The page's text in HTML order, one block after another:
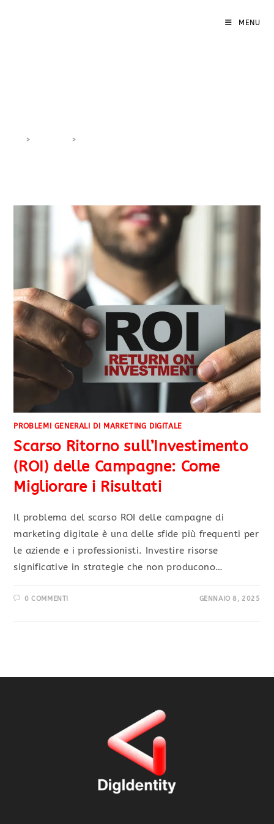
MENU
> >
PROBLEMI GENERALI DI MARKETING DIGITALE
Scarso Ritorno sull’Investimento
(ROI) delle Campagne: Come
Migliorare i Risultati
Il problema del scarso ROI delle campagne di
marketing digitale è una delle sfide più frequenti per
le aziende e i professionisti. Investire risorse
significative in strategie che non producono…
0 COMMENTI GENNAIO 8, 2025